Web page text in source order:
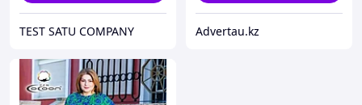
TEST SATU COMPANY Advertau.kz